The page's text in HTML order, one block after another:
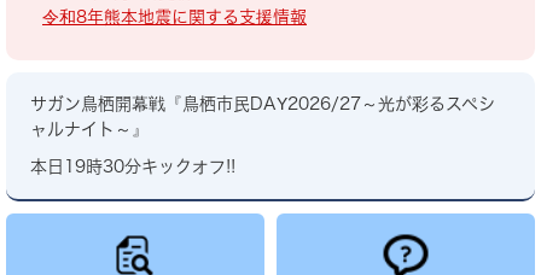
令和8年熊本地震に関する支援情報
サガン鳥栖開幕戦『鳥栖市民DAY2026/27～光が彩るスペシ
ャルナイト～』
本日19時30分キックオフ!!